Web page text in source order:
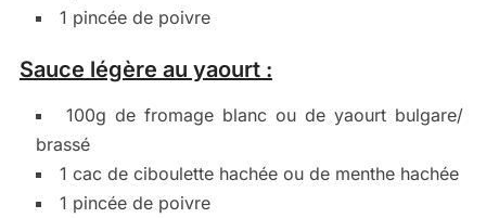
1 pincée de poivre
Sauce légère au yaourt :
100g de fromage blanc ou de yaourt bulgare/
brassé
1 cac de ciboulette hachée ou de menthe hachée
1 pincée de poivre